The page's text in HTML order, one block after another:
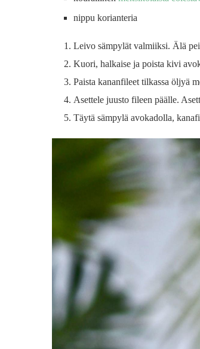
nippu korianteria
Leivo sämpylät valmiiksi. Älä
Kuori, halkaise ja poista kivi
Paista kananfileet tilkassa öljyä
Asettele juusto fileen päälle.
Täytä sämpylä avokadolla,